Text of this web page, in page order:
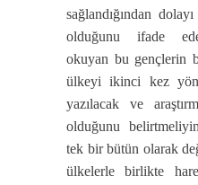
sağlandığından
olduğunu ifade
okuyan bu gençlerin
ülkeyi ikinci kez
yazılacak ve
olduğunu
tek bir bütün olarak
ülkelerle birlikte